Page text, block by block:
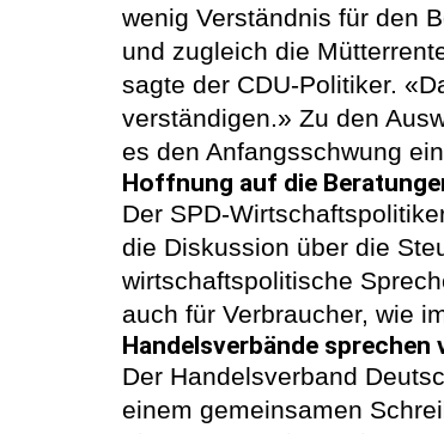
wenig Verständnis für den
und zugleich die
sagte der CDU-Politiker.
verständigen.» Zu den
es den Anfangsschwung
Hoffnung auf die
Der SPD-
die Diskussion über die
wirtschaftspolitische
auch für Verbraucher, wie
Handelsverbände
Der Handelsverband
einem gemeinsamen